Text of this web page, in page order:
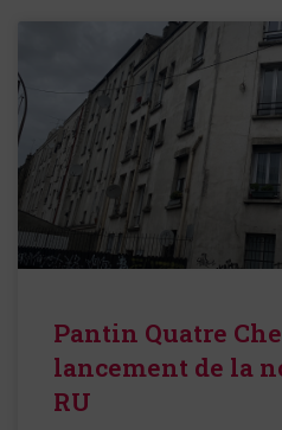
Pantin Quatre
lancement de la
RU